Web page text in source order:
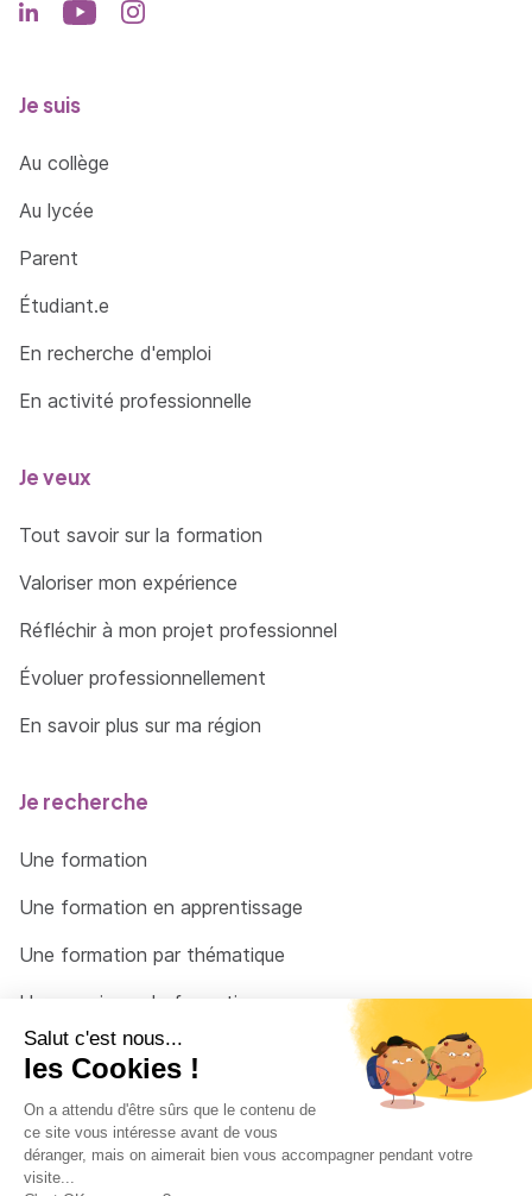
Je suis
Au collège
Au lycée
Parent
Étudiant.e
En recherche d'emploi
En activité professionnelle
Je veux
Tout savoir sur la formation
Valoriser mon expérience
Réfléchir à mon projet professionnel
Évoluer professionnellement
En savoir plus sur ma région
Je recherche
Une formation
Une formation en apprentissage
Une formation par thématique
Un organisme de formation
Un conseiller